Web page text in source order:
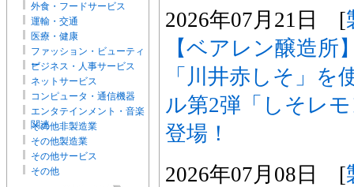
外食・フードサービス
運輸・交通
医療・健康
ファッション・ビューティ
ー
ビジネス・人事サービス
ネットサービス
コンピュータ・通信機器
エンタテインメント・音楽
関連
その他非製造業
その他製造業
その他サービス
その他
2026年07月21日 [
【ベアレン醸造所
「川井赤しそ」を
ル第2弾「しそレ
登場！
2026年07月08日 [